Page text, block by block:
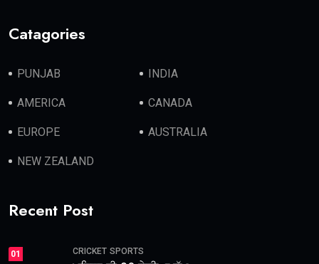
Catagories
PUNJAB INDIA
AMERICA CANADA
EUROPE AUSTRALIA
NEW ZEALAND
Recent Post
01 CRICKET SPORTS